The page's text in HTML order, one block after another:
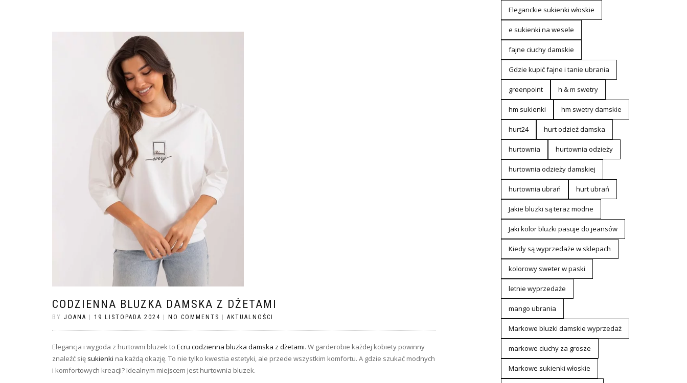
CODZIENNA BLUZKA DAMSKA Z DŻETAMI
BY JOANA 19 LISTOPADA 2024 NO COMMENTS AKTUALNOŚCI
Elegancja i wygoda z hurtowni bluzek to Ecru codzienna bluzka damska z dżetami. W garderobie każdej kobiety powinny
znaleźć się sukienki na każdą okazję. To nie tylko kwestia estetyki, ale przede wszystkim komfortu. A gdzie szukać modnych
i komfortowych kreacji? Idealnym miejscem jest hurtownia bluzek.
Eleganckie sukienki włoskie
e sukienki na wesele
fajne ciuchy damskie
Gdzie kupić fajne i tanie ubrania
greenpoint h & m swetry
hm sukienki hm swetry damskie
hurt24 hurt odzież damska
hurtownia hurtownia odzieży
hurtownia odzieży damskiej
hurtownia ubrań hurt ubrań
Jakie bluzki są teraz modne
Jaki kolor bluzki pasuje do jeansów
Kiedy są wyprzedaże w sklepach
kolorowy sweter w paski
letnie wyprzedaże
mango ubrania
Markowe bluzki damskie wyprzedaż
markowe ciuchy za grosze
Markowe sukienki włoskie